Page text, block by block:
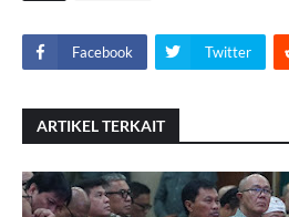
Facebook Twitter
ARTIKEL TERKAIT